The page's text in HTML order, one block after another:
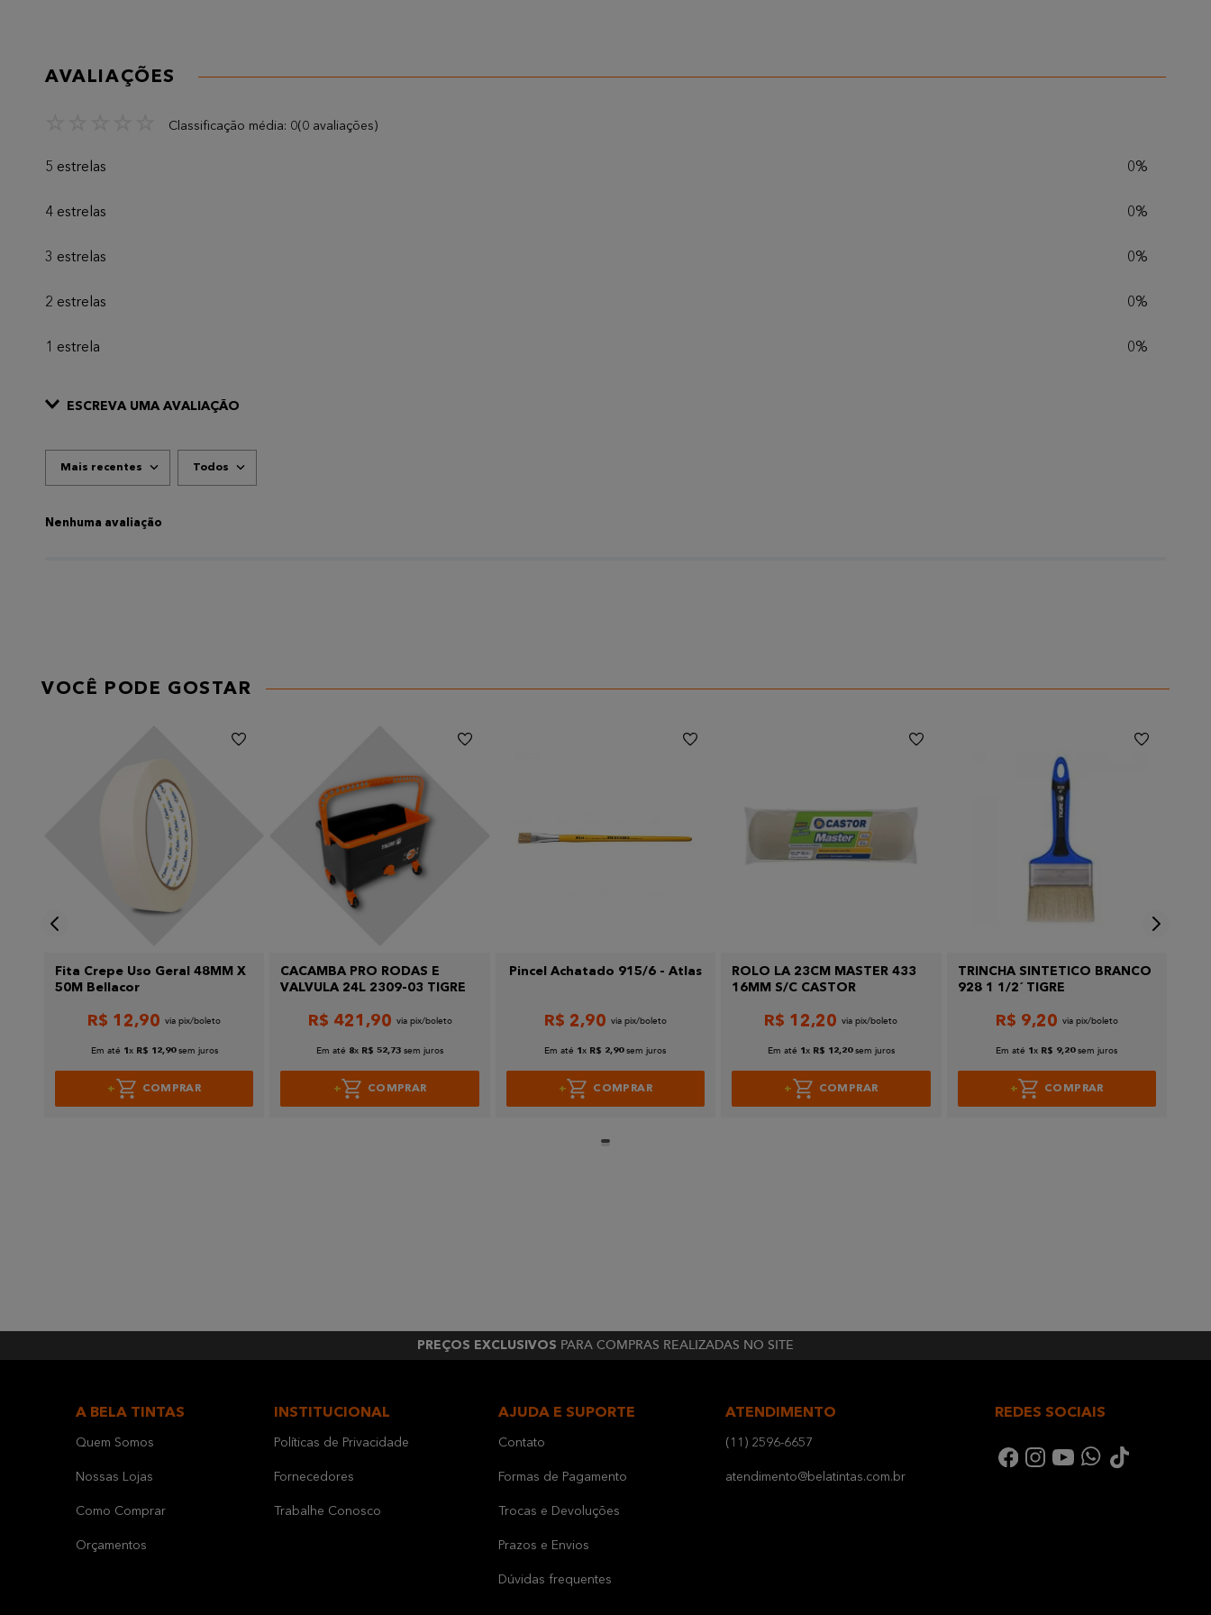
AVALIAÇÕES
Classificação média: 0(0 avaliações)
5 estrelas 0%
4 estrelas 0%
3 estrelas 0%
2 estrelas 0%
1 estrela 0%
ESCREVA UMA AVALIAÇÃO
Endereço de email
Mais recentes Todos
Nenhuma avaliação
VOCÊ PODE GOSTAR
Fita Crepe Uso Geral 48MM X
50M Bellacor
R$ 12,90
Em até 1 x R$ 12,90 sem juros
COMPRAR
CACAMBA PRO RODAS E
VALVULA 24L 2309-03 TIGRE
R$ 421 ,90
Em até 8x R$ 52,73 sem juros
COMPRAR
Pincel Achatado 915/6 - Atlas
R$ 2,90
Em até 1x R$ 2,90 sem juros
COMPRAR
ROLO LA 23CM MASTER 433
16MM S/C CASTOR
R$ 12,20
Em até 1 x R$ 12,20 sem juros
COMPRAR
TRINCHA SINTETICO BRANCO
928 1 1/2´ TIGRE
R$ 9,20
Em até 1x R$ 9,20 sem juros
COMPRAR
PREÇOS EXCLUSIVOS PARA COMPRAS REALIZADAS NO SITE
A BELA TINTAS
Quem Somos
Nossas Lojas
Como Comprar
Orçamentos
INSTITUCIONAL
Políticas de Privacidade
Fornecedores
Trabalhe Conosco
AJUDA E SUPORTE
Contato
Formas de Pagamento
Trocas e Devoluções
Prazos e Envios
Dúvidas frequentes
ATENDIMENTO
(11) 2596-6657
atendimento@belatintas.com.br
REDES SOCIAIS